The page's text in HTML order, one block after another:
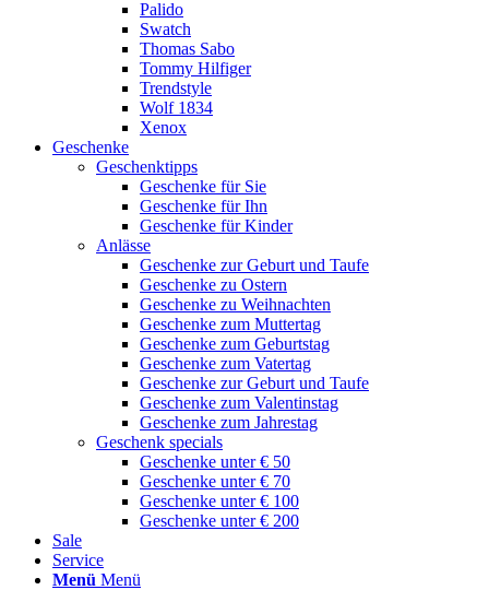
Palido
Swatch
Thomas Sabo
Tommy Hilfiger
Trendstyle
Wolf 1834
Xenox
Geschenke
Geschenktipps
Geschenke für Sie
Geschenke für Ihn
Geschenke für Kinder
Anlässe
Geschenke zur Geburt und Taufe
Geschenke zu Ostern
Geschenke zu Weihnachten
Geschenke zum Muttertag
Geschenke zum Geburtstag
Geschenke zum Vatertag
Geschenke zur Geburt und Taufe
Geschenke zum Valentinstag
Geschenke zum Jahrestag
Geschenk specials
Geschenke unter € 50
Geschenke unter € 70
Geschenke unter € 100
Geschenke unter € 200
Sale
Service
Menü Menü